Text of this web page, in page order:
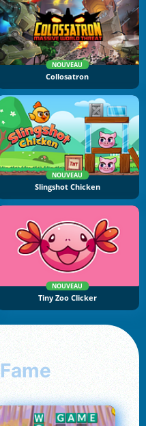
NOUVEAU
Collosatron
NOUVEAU
Slingshot Chicken
NOUVEAU
Tiny Zoo Clicker
Fame